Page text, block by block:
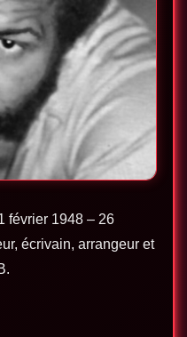
février 1948 – 26
écrivain, arrangeur et